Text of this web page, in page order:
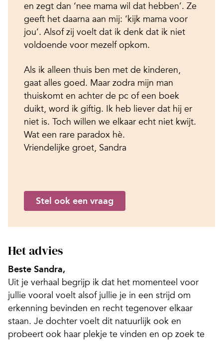
en zegt dan ‘nee mama wil dat hebben’. Ze
geeft het daarna aan mij: ‘kijk mama voor
jou’. Alsof zij voelt dat ik denk dat ik niet
voldoende voor mezelf opkom.
Als ik alleen thuis ben met de kinderen,
gaat alles goed. Maar zodra mijn man
thuiskomt en achter de pc of een boek
duikt, word ik giftig. Ik heb liever dat hij er
niet is. Toch willen we elkaar echt niet kwijt.
Wat een rare paradox hè.
Vriendelijke groet, Sandra
Stel ook een vraag
Het advies
Beste Sandra,
Uit je verhaal begrijp ik dat het momenteel voor
jullie vooral voelt alsof jullie je in een strijd om
erkenning bevinden en recht tegenover elkaar
staan. Je dochter voelt dit natuurlijk ook en
probeert ook haar plekje te vinden en op zoek te